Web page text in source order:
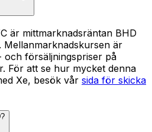
är mittmarknadsräntan BHD
och försäljningspriser på
För att se hur mycket denna
Xe, besök vår sida för skicka